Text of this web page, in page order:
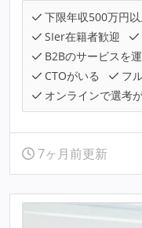
下限年収500万円
SIer在籍者歓迎
B2Bのサービスを
CTOがいる
フ
オンラインで選考
7ヶ月前更新